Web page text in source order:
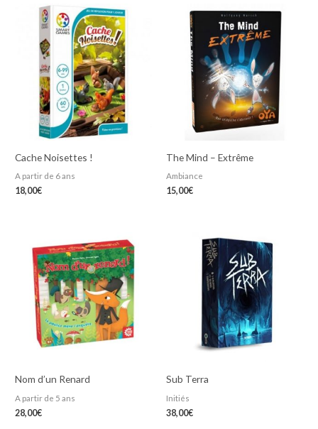
Cache Noisettes !
A partir de 6 ans
18,00€
The Mind – Extrême
Ambiance
15,00€
Nom d’un Renard
A partir de 5 ans
28,00€
Sub Terra
Initiés
38,00€